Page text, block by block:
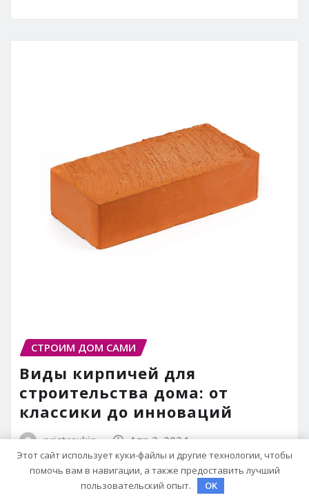
СТРОИМ ДОМ САМИ
Виды кирпичей для
строительства дома: от
классики до инноваций
pristroykin_ Апр 2, 2024
Этот сайт использует куки-файлы и другие технологии, чтобы
помочь вам в навигации, а также предоставить лучший
пользовательский опыт.
OK